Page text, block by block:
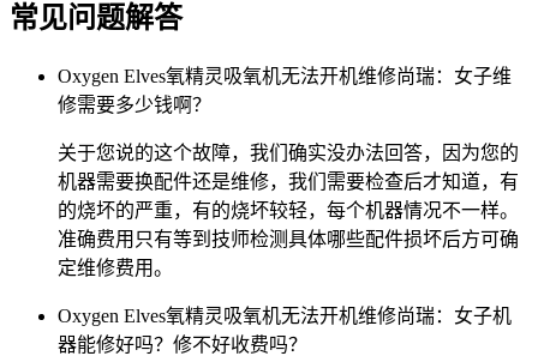
常见问题解答
Oxygen Elves氧精灵吸氧机无法开机维修尚瑞：女子维
修需要多少钱啊？
关于您说的这个故障，我们确实没办法回答，因为您的
机器需要换配件还是维修，我们需要检查后才知道，有
的烧坏的严重，有的烧坏较轻，每个机器情况不一样。
准确费用只有等到技师检测具体哪些配件损坏后方可确
定维修费用。
Oxygen Elves氧精灵吸氧机无法开机维修尚瑞：女子机
器能修好吗？修不好收费吗？